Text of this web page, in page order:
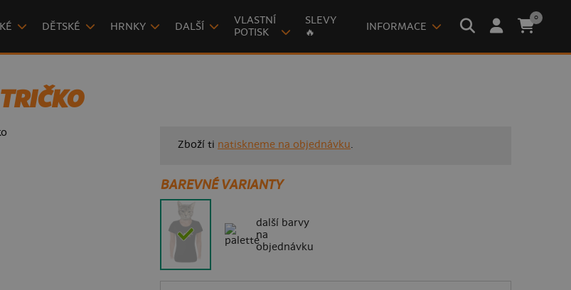
DĚTSKÉ HRNKY DALŠÍ
VLASTNÍ
POTISK
SLEVY
🔥
INFORMACE
0
Zboží ti natiskneme na objednávku.
BAREVNÉ VARIANTY
další barvy
na
objednávku